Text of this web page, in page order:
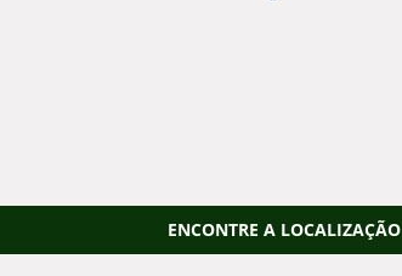
ENCONTRE A LOCALIZAÇÃO